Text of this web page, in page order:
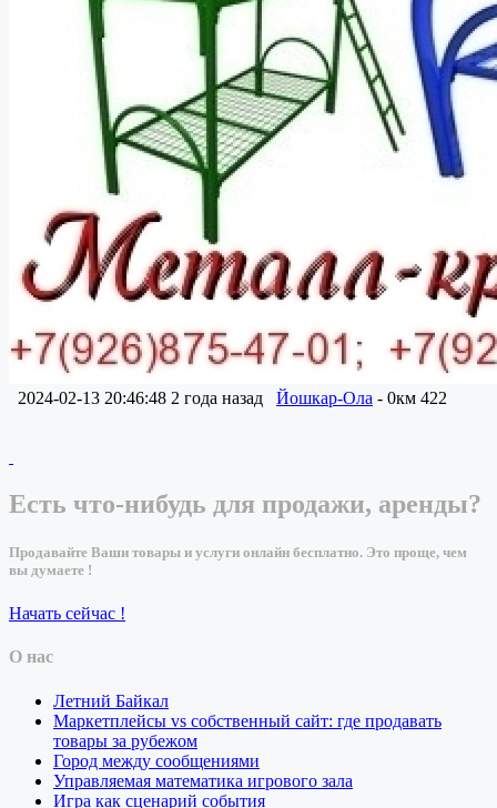
2024-02-13 20:46:48 2 года назад Йошкар-Ола - 0км 422
Есть что-нибудь для продажи, аренды?
Продавайте Ваши товары и услуги онлайн бесплатно. Это проще, чем
вы думаете !
Начать сейчас !
О нас
Летний Байкал
Маркетплейсы vs собственный сайт: где продавать
товары за рубежом
Город между сообщениями
Управляемая математика игрового зала
Игра как сценарий события